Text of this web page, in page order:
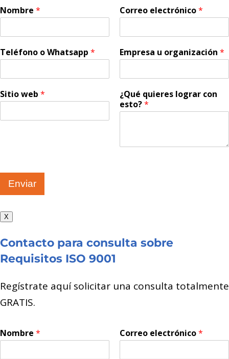
Nombre * Correo electrónico*
Teléfono o Whatsapp * Empresa u organización *
Sitio web *
¿Qué quieres lograr con
esto?*
Enviar
X
Contacto para consulta sobre
Requisitos ISO 9001
Regístrate aquí solicitar una consulta totalmente
GRATIS.
Nombre * Correo electrónico*